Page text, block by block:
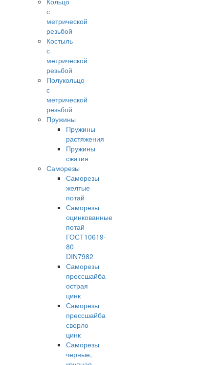
с
метрической
резьбой
Костыль
с
метрической
резьбой
Полукольцо
с
метрической
резьбой
Пружины
Пружины
растяжения
Пружины
сжатия
Саморезы
Саморезы
желтые
потай
Саморезы
оцинкованные
потай
ГОСТ10619-
80
DIN7982
Саморезы
прессшайба
острая
цинк
Саморезы
прессшайба
сверло
цинк
Саморезы
черные,